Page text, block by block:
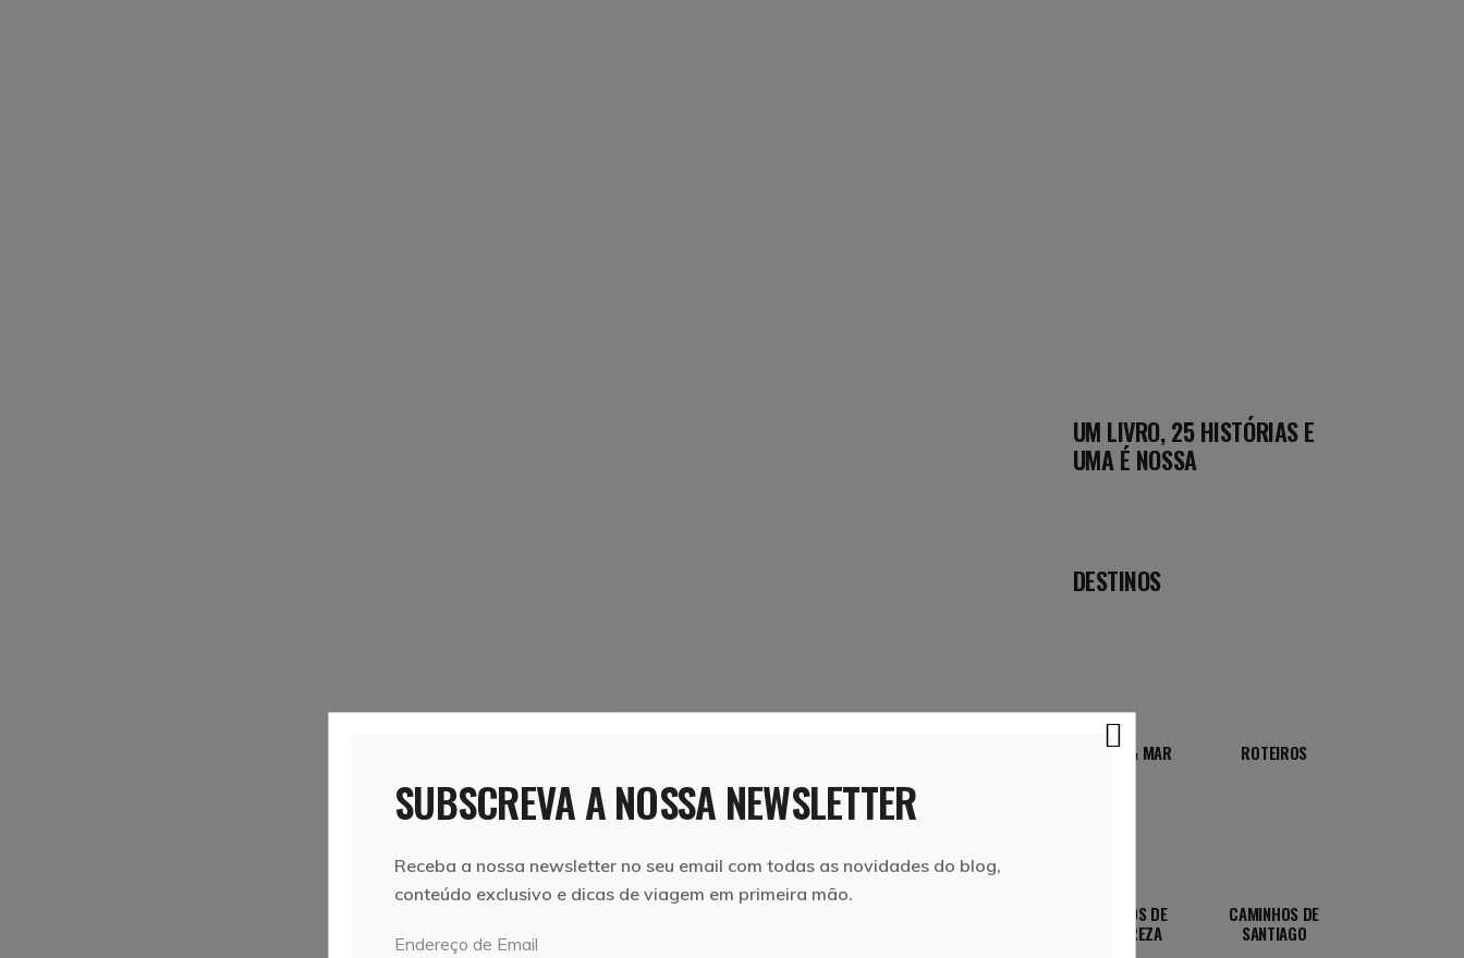
UM LIVRO, 25 HISTÓRIAS E
UMA É NOSSA
DESTINOS
PRAIA & MAR ROTEIROS
TRILHOS DE
NATUREZA
CAMINHOS DE
SANTIAGO
SUBSCREVA A NOSSA NEWSLETTER
Receba a nossa newsletter no seu email com todas as novidades do blog,
conteúdo exclusivo e dicas de viagem em primeira mão.
Endereço de Email